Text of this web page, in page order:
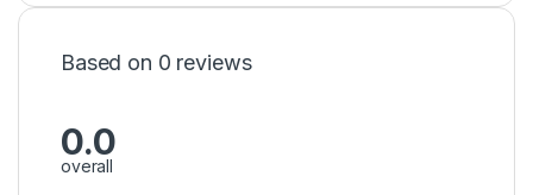
Based on 0 reviews
0.0
overall